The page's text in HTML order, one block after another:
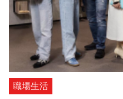
職場生活